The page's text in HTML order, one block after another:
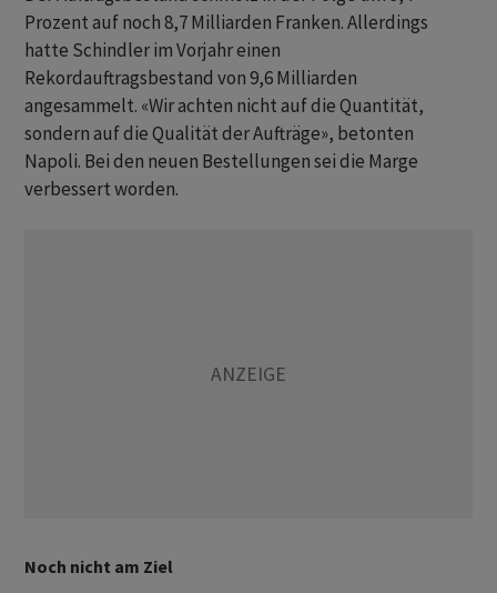
Prozent auf noch 8,7 Milliarden Franken. Allerdings
hatte Schindler im Vorjahr einen
Rekordauftragsbestand von 9,6 Milliarden
angesammelt. «Wir achten nicht auf die Quantität,
sondern auf die Qualität der Aufträge», betonten
Napoli. Bei den neuen Bestellungen sei die Marge
verbessert worden.
Noch nicht am Ziel